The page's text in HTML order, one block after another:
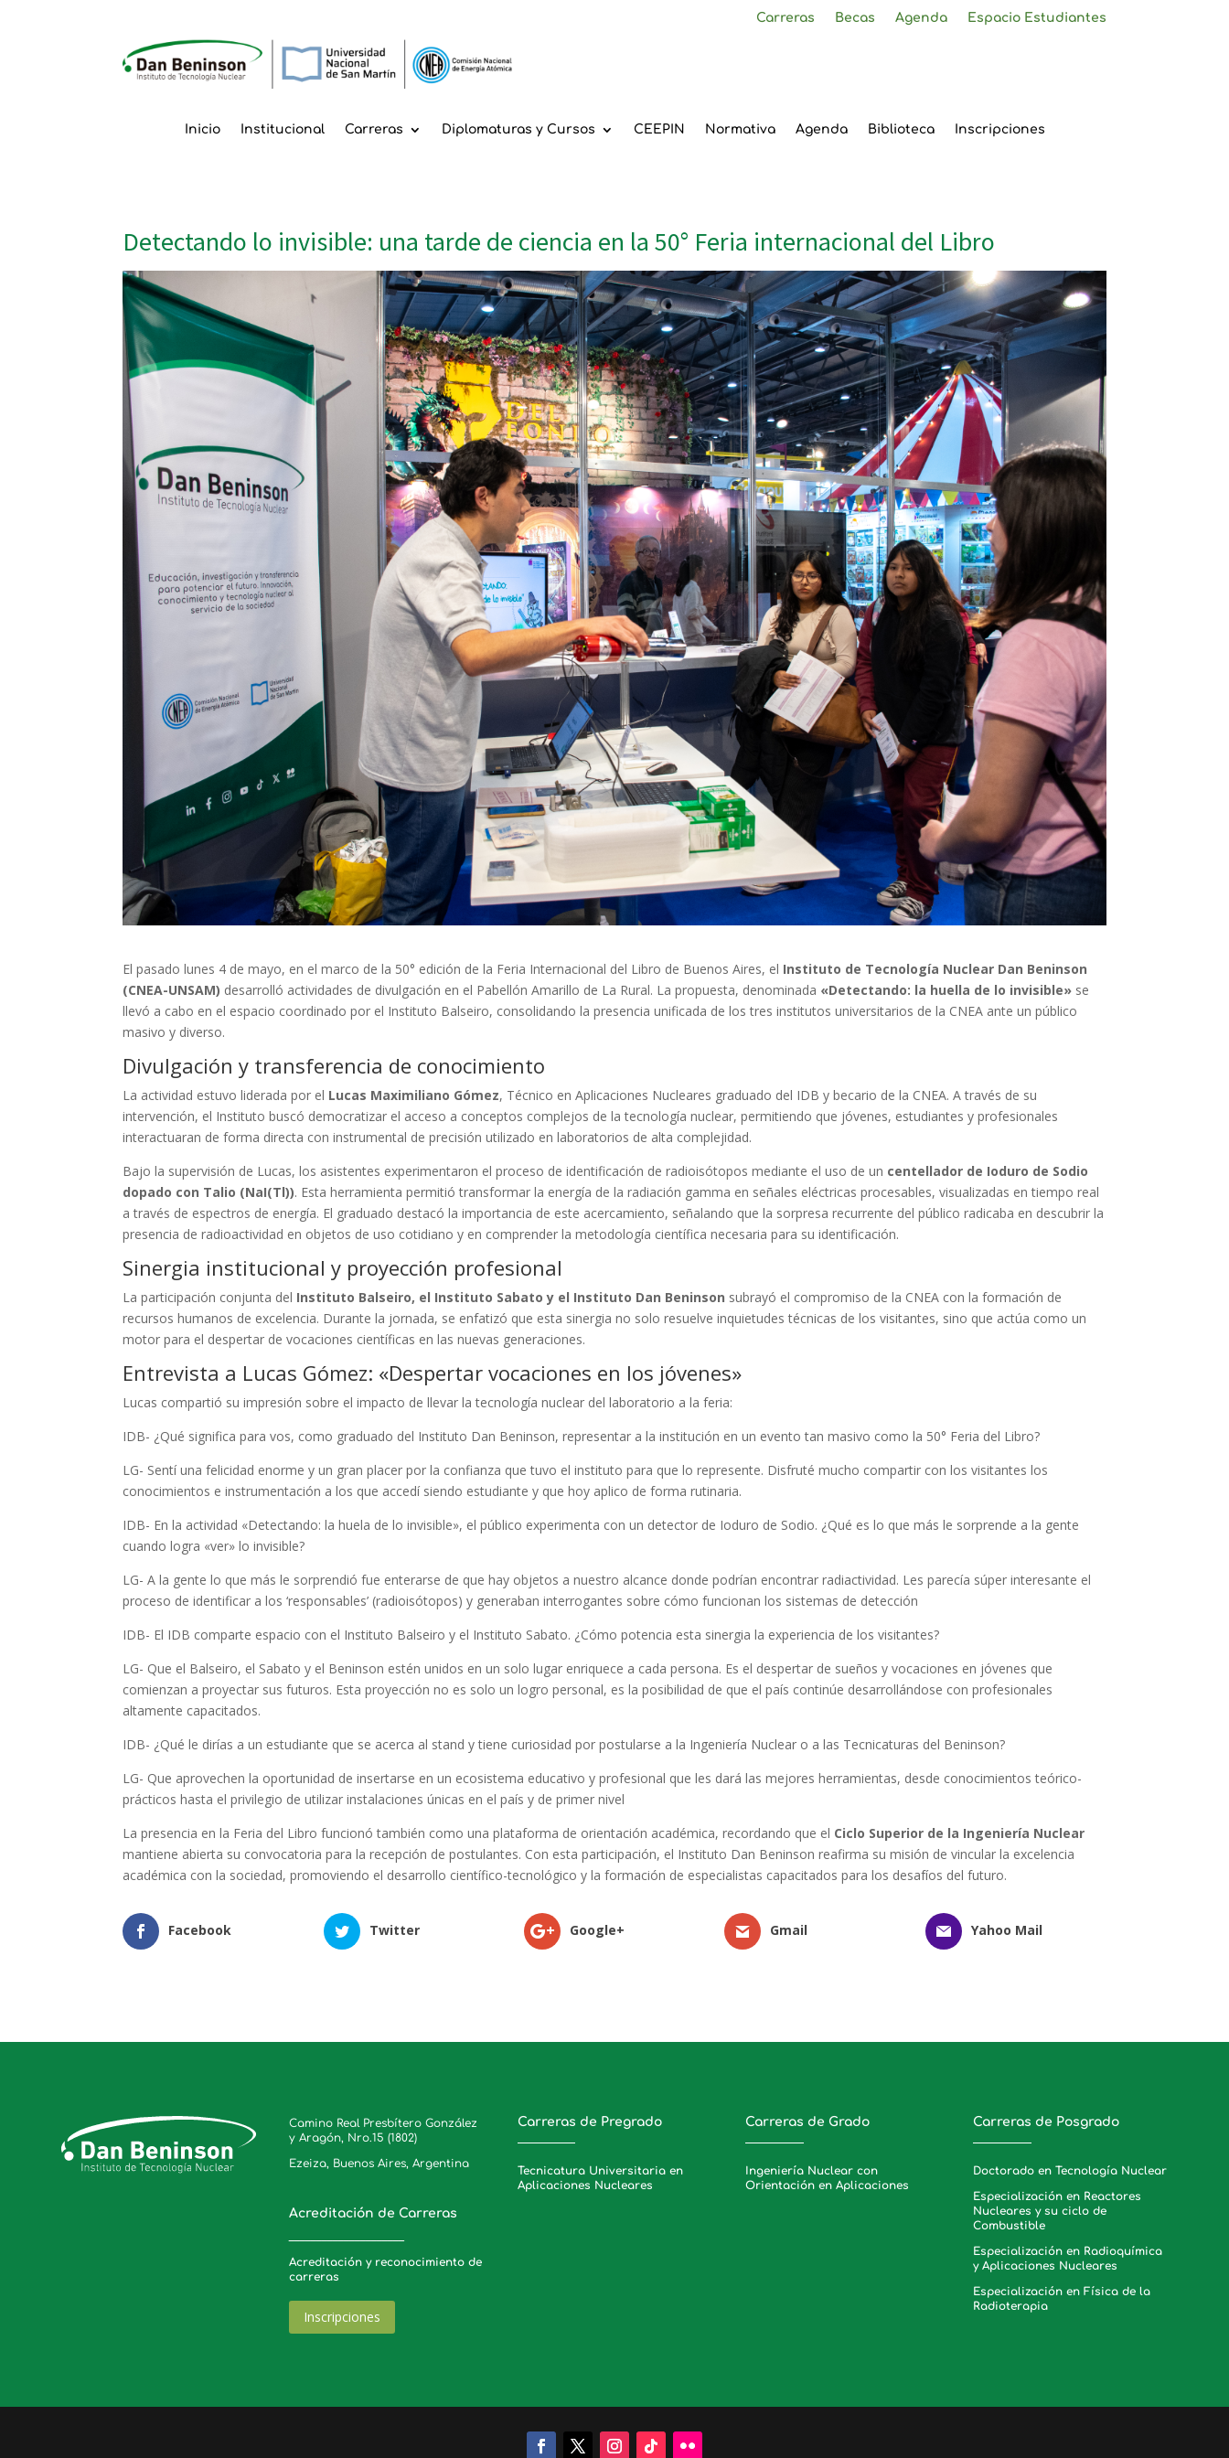
Carreras Becas Agenda Espacio Estudiantes
Inicio Institucional Carreras Diplomaturas y Cursos CEEPIN Normativa Agenda Biblioteca Inscripciones
Detectando lo invisible: una tarde de ciencia en la 50° Feria internacional del Libro
El pasado lunes 4 de mayo, en el marco de la 50° edición de la Feria Internacional del Libro de Buenos Aires, el Instituto de Tecnología Nuclear Dan Beninson
(CNEA-UNSAM) desarrolló actividades de divulgación en el Pabellón Amarillo de La Rural. La propuesta, denominada «Detectando: la huella de lo invisible» se
llevó a cabo en el espacio coordinado por el Instituto Balseiro, consolidando la presencia unificada de los tres institutos universitarios de la CNEA ante un público
masivo y diverso.
Divulgación y transferencia de conocimiento
La actividad estuvo liderada por el Lucas Maximiliano Gómez, Técnico en Aplicaciones Nucleares graduado del IDB y becario de la CNEA. A través de su
intervención, el Instituto buscó democratizar el acceso a conceptos complejos de la tecnología nuclear, permitiendo que jóvenes, estudiantes y profesionales
interactuaran de forma directa con instrumental de precisión utilizado en laboratorios de alta complejidad.
Bajo la supervisión de Lucas, los asistentes experimentaron el proceso de identificación de radioisótopos mediante el uso de un centellador de Ioduro de Sodio
dopado con Talio (NaI(Tl)). Esta herramienta permitió transformar la energía de la radiación gamma en señales eléctricas procesables, visualizadas en tiempo real
a través de espectros de energía. El graduado destacó la importancia de este acercamiento, señalando que la sorpresa recurrente del público radicaba en descubrir la
presencia de radioactividad en objetos de uso cotidiano y en comprender la metodología científica necesaria para su identificación.
Sinergia institucional y proyección profesional
La participación conjunta del Instituto Balseiro, el Instituto Sabato y el Instituto Dan Beninson subrayó el compromiso de la CNEA con la formación de
recursos humanos de excelencia. Durante la jornada, se enfatizó que esta sinergia no solo resuelve inquietudes técnicas de los visitantes, sino que actúa como un
motor para el despertar de vocaciones científicas en las nuevas generaciones.
Entrevista a Lucas Gómez: «Despertar vocaciones en los jóvenes»
Lucas compartió su impresión sobre el impacto de llevar la tecnología nuclear del laboratorio a la feria:
IDB- ¿Qué significa para vos, como graduado del Instituto Dan Beninson, representar a la institución en un evento tan masivo como la 50° Feria del Libro?
LG- Sentí una felicidad enorme y un gran placer por la confianza que tuvo el instituto para que lo represente. Disfruté mucho compartir con los visitantes los
conocimientos e instrumentación a los que accedí siendo estudiante y que hoy aplico de forma rutinaria.
IDB- En la actividad «Detectando: la huela de lo invisible», el público experimenta con un detector de Ioduro de Sodio. ¿Qué es lo que más le sorprende a la gente
cuando logra «ver» lo invisible?
LG- A la gente lo que más le sorprendió fue enterarse de que hay objetos a nuestro alcance donde podrían encontrar radiactividad. Les parecía súper interesante el
proceso de identificar a los ‘responsables’ (radioisótopos) y generaban interrogantes sobre cómo funcionan los sistemas de detección
IDB- El IDB comparte espacio con el Instituto Balseiro y el Instituto Sabato. ¿Cómo potencia esta sinergia la experiencia de los visitantes?
LG- Que el Balseiro, el Sabato y el Beninson estén unidos en un solo lugar enriquece a cada persona. Es el despertar de sueños y vocaciones en jóvenes que
comienzan a proyectar sus futuros. Esta proyección no es solo un logro personal, es la posibilidad de que el país continúe desarrollándose con profesionales
altamente capacitados.
IDB- ¿Qué le dirías a un estudiante que se acerca al stand y tiene curiosidad por postularse a la Ingeniería Nuclear o a las Tecnicaturas del Beninson?
LG- Que aprovechen la oportunidad de insertarse en un ecosistema educativo y profesional que les dará las mejores herramientas, desde conocimientos teórico-
prácticos hasta el privilegio de utilizar instalaciones únicas en el país y de primer nivel
La presencia en la Feria del Libro funcionó también como una plataforma de orientación académica, recordando que el Ciclo Superior de la Ingeniería Nuclear
mantiene abierta su convocatoria para la recepción de postulantes. Con esta participación, el Instituto Dan Beninson reafirma su misión de vincular la excelencia
académica con la sociedad, promoviendo el desarrollo científico-tecnológico y la formación de especialistas capacitados para los desafíos del futuro.
Facebook Twitter Google+ Gmail Yahoo Mail
Camino Real Presbítero González
y Aragón, Nro.15 (1802)
Ezeiza, Buenos Aires, Argentina
Acreditación de Carreras
Acreditación y reconocimiento de
carreras
Inscripciones
Carreras de Pregrado
Tecnicatura Universitaria en
Aplicaciones Nucleares
Carreras de Grado
Ingeniería Nuclear con
Orientación en Aplicaciones
Carreras de Posgrado
Doctorado en Tecnología Nuclear
Especialización en Reactores
Nucleares y su ciclo de
Combustible
Especialización en Radioquímica
y Aplicaciones Nucleares
Especialización en Física de la
Radioterapia